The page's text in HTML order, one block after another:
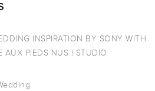
INSPIRATION BY SONY WITH
AUX PIEDS NUS | STUDIO